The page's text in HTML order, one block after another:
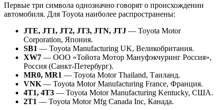
Первые три символа однозначно говорят о происхождении
автомобиля. Для Toyota наиболее распространены:
JTE, JT1, JT2, JT3, JTN, JTJ — Toyota Motor
Corporation, Япония.
SB1 — Toyota Manufacturing UK, Великобритания.
XW7 — ООО «Тойота Мотор Мануфэкчуринг Россия»,
Россия (Санкт-Петербург).
MR0, MR1 — Toyota Motor Thailand, Таиланд.
VNK — Toyota Motor Manufacturing France, Франция.
4T1, 4T3 — Toyota Motor Manufacturing Kentucky, США.
2T1 — Toyota Motor Mfg Canada Inc, Канада.